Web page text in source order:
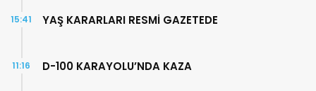
YAŞ KARARLARI RESMİ GAZETEDE
15:41
D-100 KARAYOLU’NDA KAZA
11:16